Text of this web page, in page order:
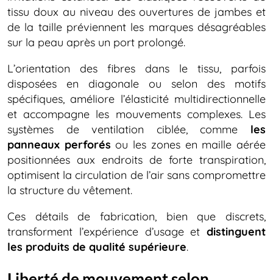
tissu doux au niveau des ouvertures de jambes et
de la taille préviennent les marques désagréables
sur la peau après un port prolongé.
L’orientation des fibres dans le tissu, parfois
disposées en diagonale ou selon des motifs
spécifiques, améliore l’élasticité multidirectionnelle
et accompagne les mouvements complexes. Les
systèmes de ventilation ciblée, comme les
panneaux perforés ou les zones en maille aérée
positionnées aux endroits de forte transpiration,
optimisent la circulation de l’air sans compromettre
la structure du vêtement.
Ces détails de fabrication, bien que discrets,
transforment l’expérience d’usage et distinguent
les produits de qualité supérieure.